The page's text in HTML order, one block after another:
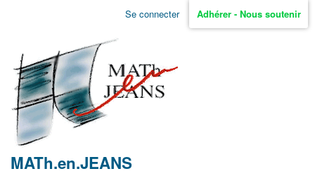
Aller
non
identifié
Se connecter Adhérer - Nous soutenir
MATh.en.JEANS